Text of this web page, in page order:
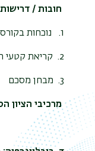
חובות /
1. נוכחות בקורס והשתתפות פעילה בשעורים
2. קריאת קטעי
3. מבחן מסכם
מרכיבי הציון